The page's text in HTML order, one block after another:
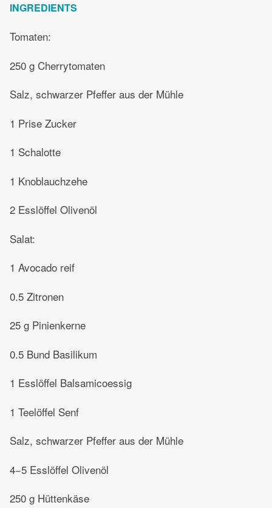
INGREDIENTS
Tomaten:
250 g Cherrytomaten
Salz, schwarzer Pfeffer aus der Mühle
1 Prise Zucker
1 Schalotte
1 Knoblauchzehe
2 Esslöffel Olivenöl
Salat:
1 Avocado reif
0.5 Zitronen
25 g Pinienkerne
0.5 Bund Basilikum
1 Esslöffel Balsamicoessig
1 Teelöffel Senf
Salz, schwarzer Pfeffer aus der Mühle
4−5 Esslöffel Olivenöl
250 g Hüttenkäse